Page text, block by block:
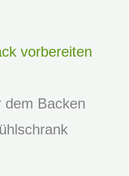
vorbereiten
dem Backen